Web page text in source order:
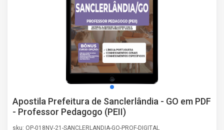
Apostila Prefeitura de Sanclerlândia - GO em PDF
- Professor Pedagogo (PEII)
sku: OP-018NV-21-SANCLERLANDIA-GO-PROF-DIGITAL